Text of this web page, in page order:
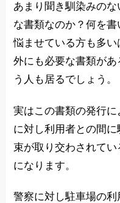
あまり聞き馴染みの
な書類なのか？何を
悩ませている方も多
外にも必要な書類が
う人も居るでしょう。
実はこの書類の発行
に対し利用者との間
束が取り交わされて
になります。
警察に対し駐車場の